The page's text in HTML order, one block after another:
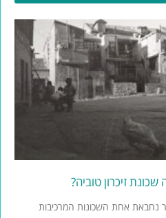
זיכרון טוביה?